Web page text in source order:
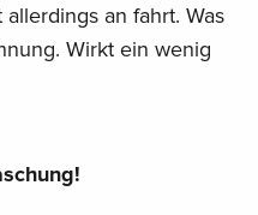
an fahrt. Was
Wirkt ein wenig